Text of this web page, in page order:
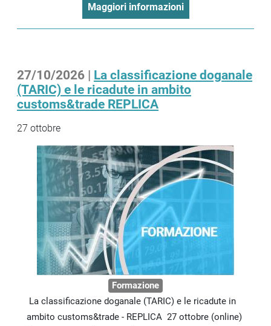
Maggiori informazioni
27/10/2026 | La classificazione doganale
(TARIC) e le ricadute in ambito
customs&trade REPLICA
27 ottobre
Formazione
La classificazione doganale (TARIC) e le ricadute in
ambito customs&trade - REPLICA 27 ottobre (online)